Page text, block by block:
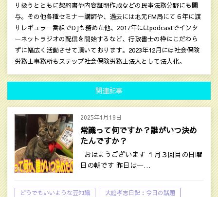
り扱うとともに契約書や内容証明作成などの民亊法務分野にも関
与。その他各種セミナー講師や、過去には地元FM局にて６年に渡
りレギュラー番組でDJも務めた他、2017年にはpodcastでインタ
ーネットラジオの配信を開始するなど、行政書士の枠にこだわら
ずに幅広く活動させて頂いております。2023年12月には社会保険
労務士事務所もステップ社会保険労務士法人として法人化。
関連記事
2025年1月19日
常識って何ですか？誰がいつ決め
たんですか？
おはようございます １月３回目の日曜
日の朝です 昨日は一…
どうでもいいような豆知識 大庭孝志日記：今日の話題